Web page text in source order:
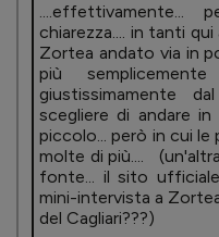
chiarezza.... in tanti
Zortea andato via in
più
giustissimamente
scegliere di andare
piccolo... però in cui le
molte di più....
fonte... il sito
mini-intervista a
del Cagliari???)